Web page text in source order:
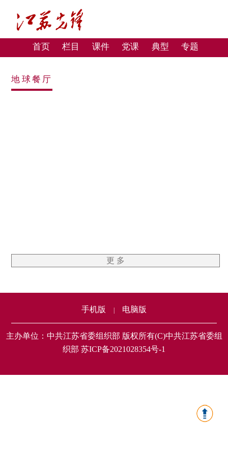
首页 栏目 课件 党课 典型 专题
地球餐厅
更 多
手机版 电脑版
主办单位：中共江苏省委组织部 版权所有(C)中共江苏省委组
织部 苏ICP备2021028354号-1